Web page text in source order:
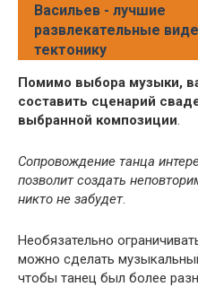
Васильев - лучшие
развлекательные
тектонику
Помимо выбора музыки,
составить сценарий
выбранной композиции.
Сопровождение танца
позволит создать
никто не забудет.
Необязательно
можно сделать
чтобы танец был более